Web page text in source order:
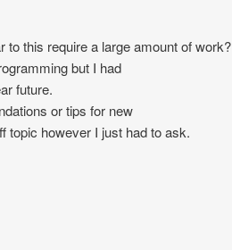
to this require a large amount of work?
but I had
future.
or tips for new
topic however I just had to ask.